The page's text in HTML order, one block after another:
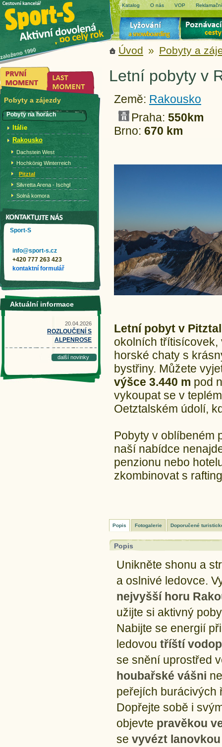
Katalog O nás VOP
Úvod » Pobyty a
Letní pobyty v
Země: Rakousko
Praha: 550km
Brno: 670 km
Letní pobyt v
okolních třítisícovek,
horské chaty s
bystřiny. Můžete
výšce 3.440 m pod
vykoupat se v
Oetztalském údolí,
Pobyty v oblíbeném
naší nabídce
penzionu nebo
zkombinovat s
Popis Fotogalerie Doporučené
Popis
Unikněte shonu a
a oslnivé ledovce.
nejvyšší horu
užijte si aktivný
Nabijte se energií
ledovou tříští
se snění uprostřed
houbařské vášni
peřejích burácivých
Dopřejte sobě i
objevte pravěkou
se vyvézt lanovkou
Pobyty a zájezdy
Pobyty na horách
Itálie
Rakousko
Dachstein West
Hochkönig Winterreich
Pitztal
Silvretta Arena - Ischgl
Solná komora
Sport-S
info@sport-s.cz
+420 777 263 423
kontaktní formulář
Aktuální informace
20.04.2026
ROZLOUČENÍ S
ALPENROSE
další novinky